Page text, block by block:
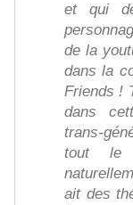
et qui
de la
dans la
Friends !
dans
trans-
tout le
ait des